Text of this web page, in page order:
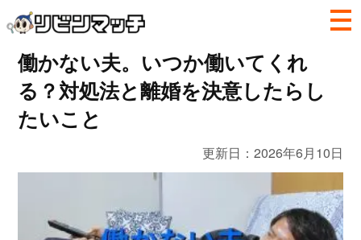
働かない夫。いつか働いてくれ
る？対処法と離婚を決意したらし
たいこと
更新日：2026年6月10日